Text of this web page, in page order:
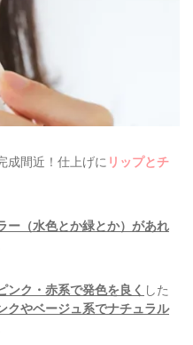
成間近！仕上げに リップとチ
ー（水色とか緑とか）があれ
ンク・赤系で発色を良く した
クやベージュ系でナチュラル